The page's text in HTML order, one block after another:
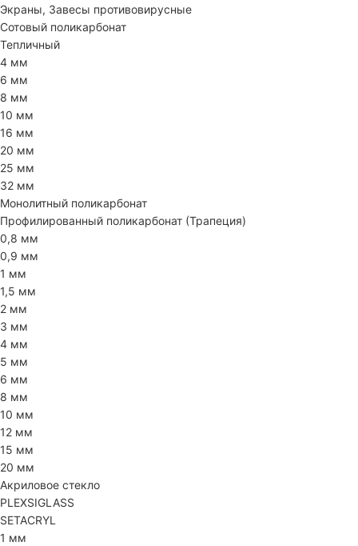
Экраны, Завесы противовирусные
Сотовый поликарбонат
Тепличный
4 мм
6 мм
8 мм
10 мм
16 мм
20 мм
25 мм
32 мм
Монолитный поликарбонат
Профилированный поликарбонат (Трапеция)
0,8 мм
0,9 мм
1 мм
1,5 мм
2 мм
3 мм
4 мм
5 мм
6 мм
8 мм
10 мм
12 мм
15 мм
20 мм
Акриловое стекло
PLEXSIGLASS
SETACRYL
1 мм